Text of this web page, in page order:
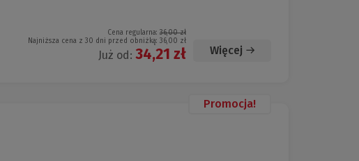
Cena regularna: 36,00 zł
Najniższa cena z 30 dni przed obniżką: 36,00 zł
Już od: 34,21 zł Więcej
Promocja!